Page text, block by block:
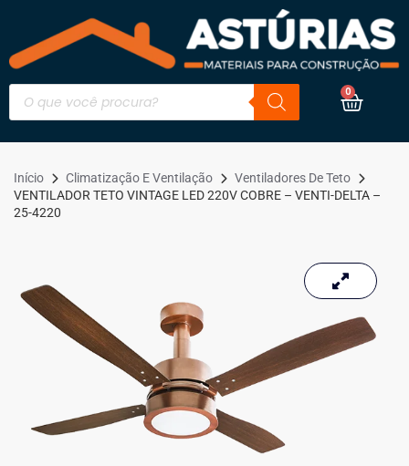
0
Início Climatização E Ventilação
Ventiladores De Teto
VENTILADOR TETO VINTAGE LED 220V COBRE – VENTI-DELTA –
25-4220